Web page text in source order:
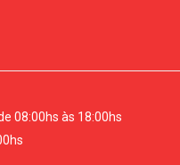
08:00hs às 18:00hs